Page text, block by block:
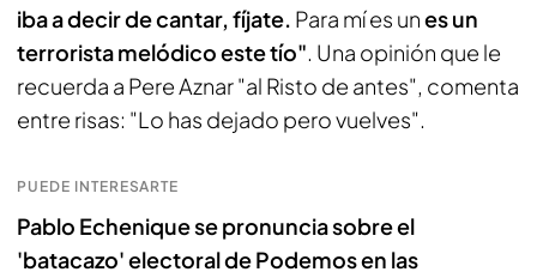
iba a decir de cantar, fíjate. Para mí es unes un
terrorista melódico este tío". Una opinión que le
recuerda a Pere Aznar "al Risto de antes", comenta
entre risas: "Lo has dejado pero vuelves".
PUEDE INTERESARTE
Pablo Echenique se pronuncia sobre el
'batacazo' electoral de Podemos en las